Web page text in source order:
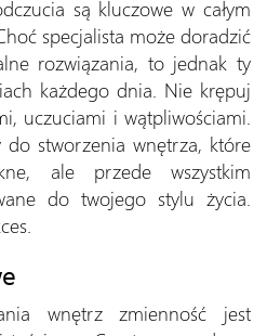
są kluczowe w całym
specjalista może doradzić
rozwiązania, to jednak ty
każdego dnia. Nie krępuj
uczuciami i wątpliwościami.
do stworzenia wnętrza, które
ale przede wszystkim
do twojego stylu życia.
wnętrz zmienność jest